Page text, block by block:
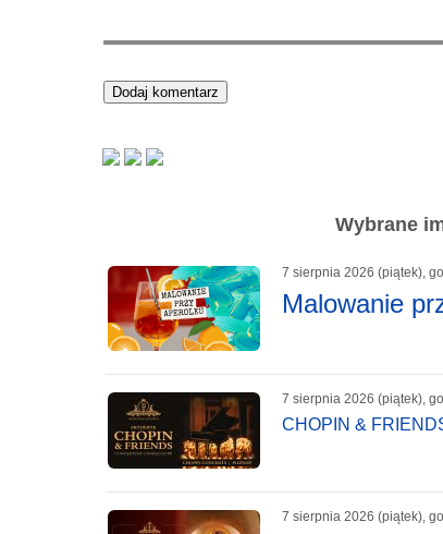
Wybrane
7 sierpnia 2026 (piątek),
Malowanie
7 sierpnia 2026 (piątek),
CHOPIN &
7 sierpnia 2026 (piątek),